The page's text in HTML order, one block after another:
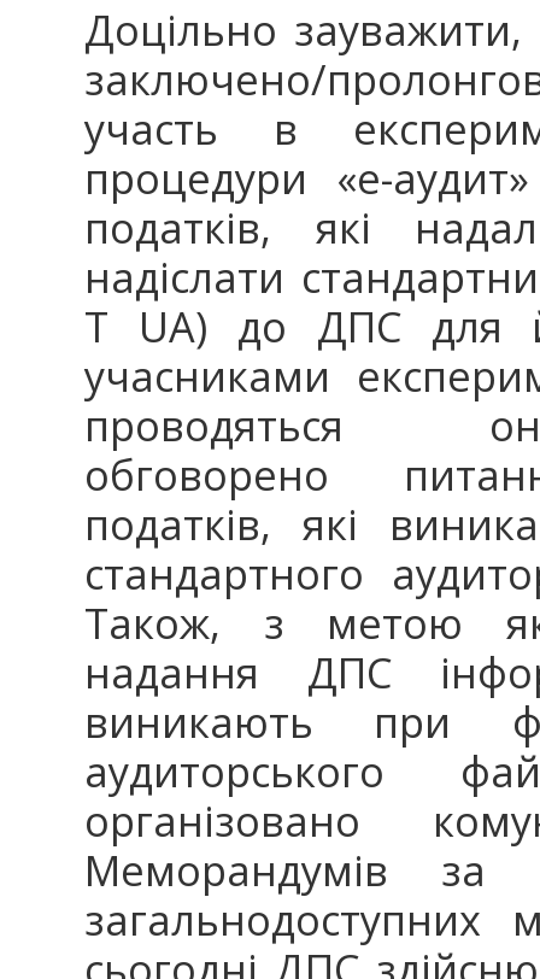
Доцільно
заключено/
участь в
процедури «е-
податків, які
надіслати
T UA) до ДПС для
учасниками
проводяться
обговорено
податків, які
стандартного
Також, з метою
надання ДПС
виникають при
аудиторського
організовано
Меморандумів за
загальнодоступних